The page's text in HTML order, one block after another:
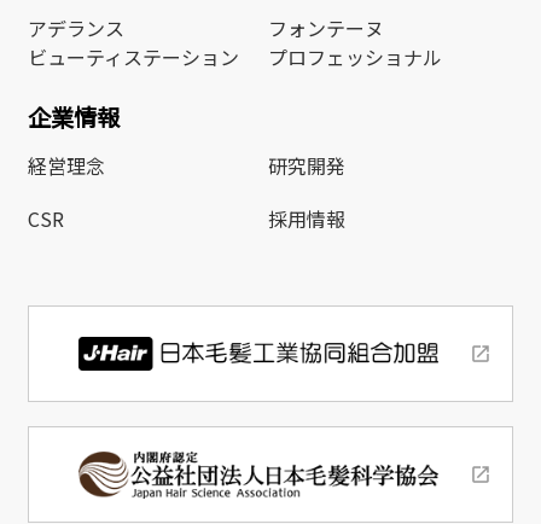
アデランス
ビューティステーション
フォンテーヌ
プロフェッショナル
企業情報
経営理念
研究開発
CSR
採用情報